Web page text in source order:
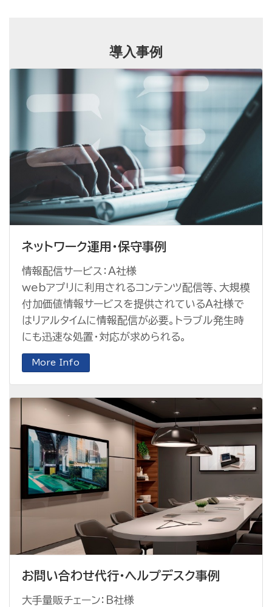
導入事例
ネットワーク運用・保守事例
情報配信サービス：A社様
webアプリに利用されるコンテンツ配信等、大規模
付加価値情報サービスを提供されているA社様で
はリアルタイムに情報配信が必要。トラブル発生時
にも迅速な処置・対応が求められる。
More Info
お問い合わせ代行・ヘルプデスク事例
大手量販チェーン：B社様